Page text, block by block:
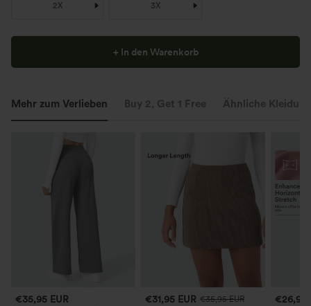
2X 3X
+ In den Warenkorb
Mehr zum Verlieben Buy 2, Get 1 Free Ähnliche
€35,95 EUR €31,95 EUR €35,95 EUR
€26,95